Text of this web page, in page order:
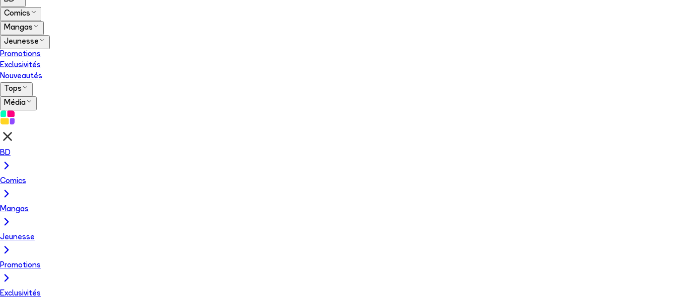
Comics
Mangas
Jeunesse
Promotions
Exclusivités
Nouveautés
Tops
Média
BD
Comics
Mangas
Jeunesse
Promotions
Exclusivités